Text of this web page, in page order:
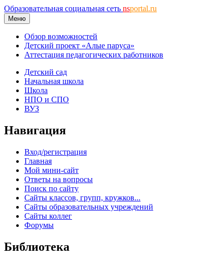
Образовательная социальная сеть nsportal.ru
Меню
Обзор возможностей
Детский проект «Алые паруса»
Аттестация педагогических работников
Детский сад
Начальная школа
Школа
НПО и СПО
ВУЗ
Навигация
Вход/регистрация
Главная
Мой мини-сайт
Ответы на вопросы
Поиск по сайту
Сайты классов, групп, кружков...
Сайты образовательных учреждений
Сайты коллег
Форумы
Библиотека